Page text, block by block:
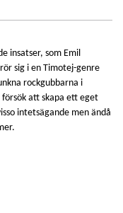
insatser, som Emil
sig i en Timotej-genre
rockgubbarna i
försök att skapa ett eget
intetsägande men ändå